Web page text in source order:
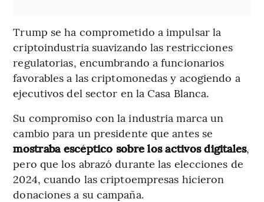
Trump se ha comprometido a impulsar la
criptoindustria suavizando las restricciones
regulatorias, encumbrando a funcionarios
favorables a las criptomonedas y acogiendo a
ejecutivos del sector en la Casa Blanca.
Su compromiso con la industria marca un
cambio para un presidente que antes se
mostraba escéptico sobre los activos digitales,
pero que los abrazó durante las elecciones de
2024, cuando las criptoempresas hicieron
donaciones a su campaña.